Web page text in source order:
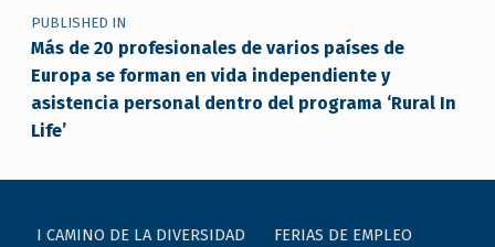
PUBLISHED IN
Más de 20 profesionales de varios países de
Europa se forman en vida independiente y
asistencia personal dentro del programa ‘Rural In
Life’
I CAMINO DE LA DIVERSIDAD FERIAS DE EMPLEO